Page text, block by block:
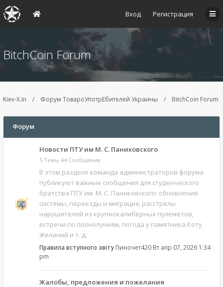
Вход Регистрация
BitchCoin Forum
Kiev-X.In Форум ТовароУпотрЕбителей Украины BitchCoin Forum
Форум
Новости ПТУ им М. С. Паниковского
5 Темы 44 Сообщения
В этом разделе команда администраторов форума
публикуют важные сообщения для студенческого
братства ПТУ им. М. С. Паниковского: обновление
системы, переезды и миграция, расстрелы
нарушителей из крупнокалиберных пулемётов,
встречи по полнолуниям, погода у памятника Коту
Желаний и т. д.
Правила вступного звіту Пиночет420 Вт апр 07, 2026 1:34
pm
Жалобы, предложения и пожелания